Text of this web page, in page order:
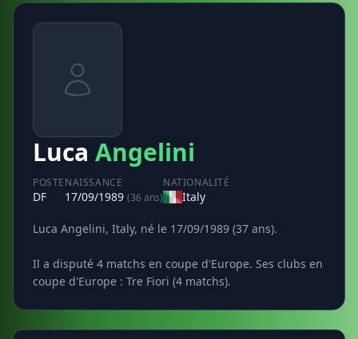
Luca Angelini
POSTE
DF
NAISSANCE
17/09/1989 (36 ans)
NATIONALITÉ
Italy
Luca Angelini, Italy, né le 17/09/1989 (37 ans).
Il a disputé 4 matchs en coupe d'Europe. Ses clubs en
coupe d'Europe : Tre Fiori (4 matchs).